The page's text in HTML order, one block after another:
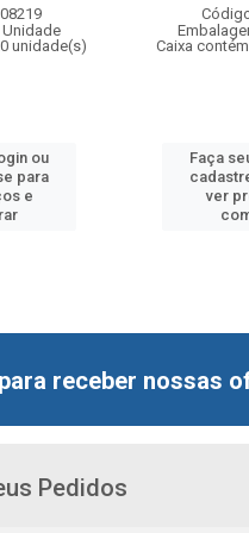
unidade(s)
ou
para
e
Caixa
Faça
ver
receber nossas
Pedidos